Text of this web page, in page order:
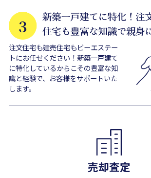
注文住宅も建売住宅もビーエステー
トにお任せください！新築一戸建て
に特化しているからこその豊富な知
識と経験で、お客様をサポートいた
します。
売却査定